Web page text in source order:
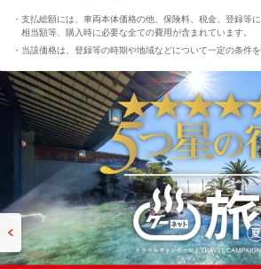
支払総額には、車両本体価格の他、保険料、税金、登録等
相当額等、購入時に必要な全ての費用が含まれています。
当該価格は、登録等の時期や地域などについて一定の条件